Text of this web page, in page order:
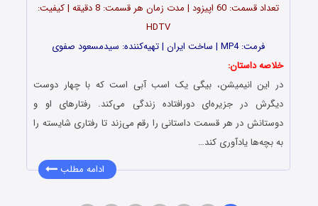
تعداد قسمت‌: 60 اپیزود | مدت زمان هر قسمت: 8 دقیقه | کیفیت:
HDTV
فرمت: MP4 | ساخت ایران | تهیه‌کننده: سیدمسعود صفوی
خلاصه داستان:
در این انیمیشن، بیگی یک اسب آبی است که با چهار دوست
دیگرش در جزیره‌ای دورافتاده زندگی می‌کند. رفتارهای او و
دوستانش در هر قسمت داستانی را رقم می‌زند تا رفتاری شایسته را
به بچه‌ها یادآوری کند…
ادامه مطلب